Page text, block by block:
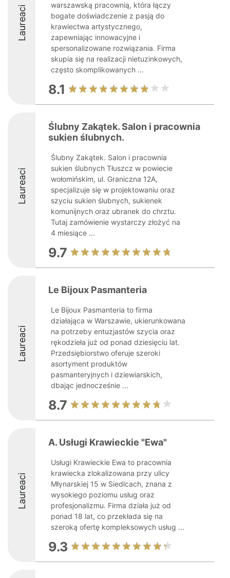
Laureaci
warszawską pracownią, która łączy
bogate doświadczenie z pasją do
krawiectwa artystycznego,
zapewniając innowacyjne i
spersonalizowane rozwiązania. Firma
skupia się na realizacji nietuzinkowych,
często skomplikowanych ...
8.1
Laureaci
Ślubny Zakątek. Salon i pracownia
sukien ślubnych.
Ślubny Zakątek. Salon i pracownia
sukien ślubnych Tłuszcz w powiecie
wołomińskim, ul. Graniczna 12A,
specjalizuje się w projektowaniu oraz
szyciu sukien ślubnych, sukienek
komunijnych oraz ubranek do chrztu.
Tutaj zamówienie wystarczy złożyć na
4 miesiące ...
9.7
Laureaci
Le Bijoux Pasmanteria
Le Bijoux Pasmanteria to firma
działająca w Warszawie, ukierunkowana
na potrzeby entuzjastów szycia oraz
rękodzieła już od ponad dziesięciu lat.
Przedsiębiorstwo oferuje szeroki
asortyment produktów
pasmanteryjnych i dziewiarskich,
dbając jednocześnie ...
8.7
Laureaci
A. Usługi Krawieckie "Ewa"
Usługi Krawieckie Ewa to pracownia
krawiecka zlokalizowana przy ulicy
Młynarskiej 15 w Siedlcach, znana z
wysokiego poziomu usług oraz
profesjonalizmu. Firma działa już od
ponad 18 lat, co przekłada się na
szeroką ofertę kompleksowych usług ...
9.3